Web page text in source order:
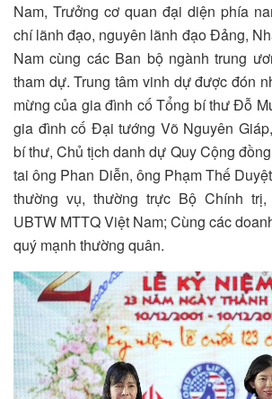
Nam, Trưởng cơ quan đại diện phía
chí lãnh đạo, nguyên lãnh đạo Đảng,
Nam cùng các Ban bộ ngành trung
tham dự. Trung tâm vinh dự được đón
mừng của gia đình cố Tổng bí thư Đỗ
gia đình cố Đại tướng Võ Nguyên
bí thư, Chủ tịch danh dự Quy Cộng
tai ông Phan Diễn, ông Phạm Thế
thường vụ, thường trực Bộ Chính
UBTW MTTQ Việt Nam; Cùng các
quý mạnh thường quân.